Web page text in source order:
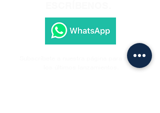
Subscríbete a nuestra página para recibir